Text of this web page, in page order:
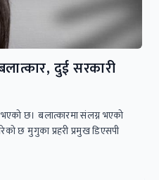
दुई सरकारी
भएको छ। बलात्कारमा संलग्न भएको
छ मुगुका प्रहरी प्रमुख डिएसपी